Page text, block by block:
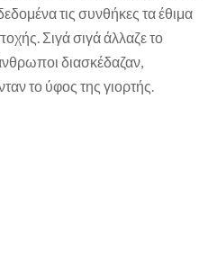
τις συνθήκες τα έθιμα
Σιγά σιγά άλλαζε το
διασκέδαζαν,
το ύφος της γιορτής.